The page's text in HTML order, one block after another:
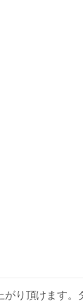
り頂けます。